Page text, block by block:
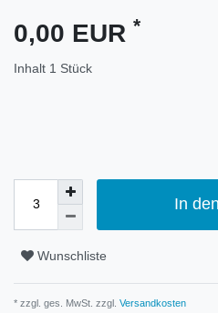
0,00 EUR *
Inhalt 1 Stück
In
Wunschliste
* zzgl. ges. MwSt. zzgl. Versandkosten